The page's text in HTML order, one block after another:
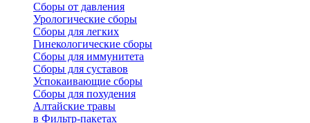
Сборы от давления
Урологические сборы
Сборы для легких
Гинекологические сборы
Сборы для иммунитета
Сборы для суставов
Успокаивающие сборы
Сборы для похудения
Алтайские травы
в Фильтр-пакетах